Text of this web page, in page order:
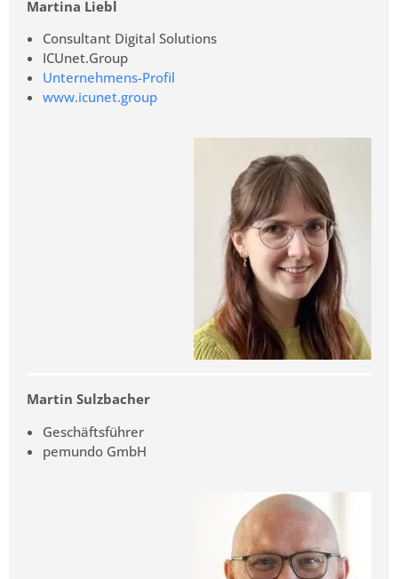
Martina Liebl
Consultant Digital Solutions
ICUnet.Group
Unternehmens-Profil
www.icunet.group
Martin Sulzbacher
Geschäftsführer
pemundo GmbH